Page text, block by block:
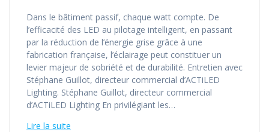
Dans le bâtiment passif, chaque watt compte. De
l’efficacité des LED au pilotage intelligent, en passant
par la réduction de l’énergie grise grâce à une
fabrication française, l’éclairage peut constituer un
levier majeur de sobriété et de durabilité. Entretien avec
Stéphane Guillot, directeur commercial d’ACTiLED
Lighting. Stéphane Guillot, directeur commercial
d’ACTiLED Lighting En privilégiant les…
Lire la suite